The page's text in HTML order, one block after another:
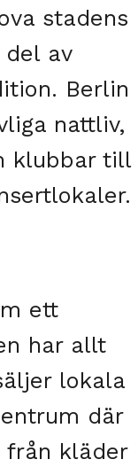
stadens
av
Berlin
nattliv,
klubbar till
ett
har allt
lokala
där
från kläder